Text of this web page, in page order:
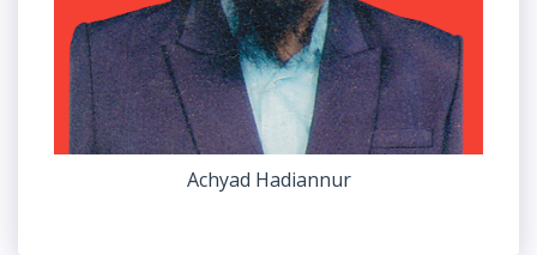
Achyad Hadiannur